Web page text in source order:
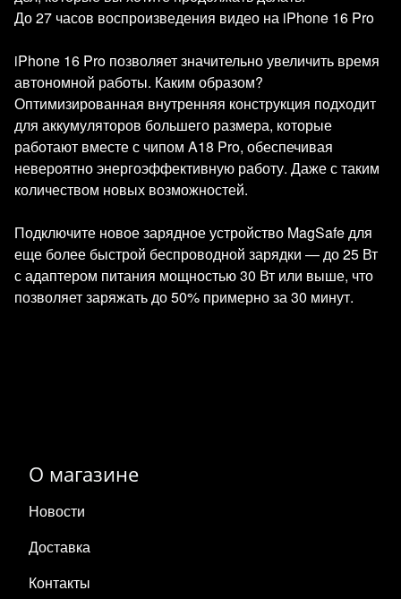
До 27 часов воспроизведения видео на iPhone 16 Pro
iPhone 16 Pro позволяет значительно увеличить время
автономной работы. Каким образом?
Оптимизированная внутренняя конструкция подходит
для аккумуляторов большего размера, которые
работают вместе с чипом A18 Pro, обеспечивая
невероятно энергоэффективную работу. Даже с таким
количеством новых возможностей.
Подключите новое зарядное устройство MagSafe для
еще более быстрой беспроводной зарядки — до 25 Вт
с адаптером питания мощностью 30 Вт или выше, что
позволяет заряжать до 50% примерно за 30 минут.
О магазине
Новости
Доставка
Контакты